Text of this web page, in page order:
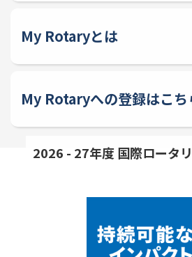
My Rotaryとは
My Rotaryへの登録はこち
2026 - 27年度 国際ロータ